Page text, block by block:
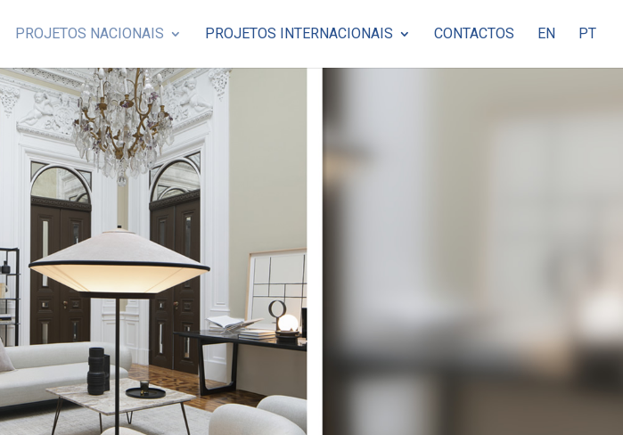
PROJETOS NACIONAIS PROJETOS INTERNACIONAIS CONTACTOS EN PT